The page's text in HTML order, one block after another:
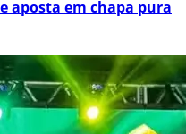
aposta em chapa pura